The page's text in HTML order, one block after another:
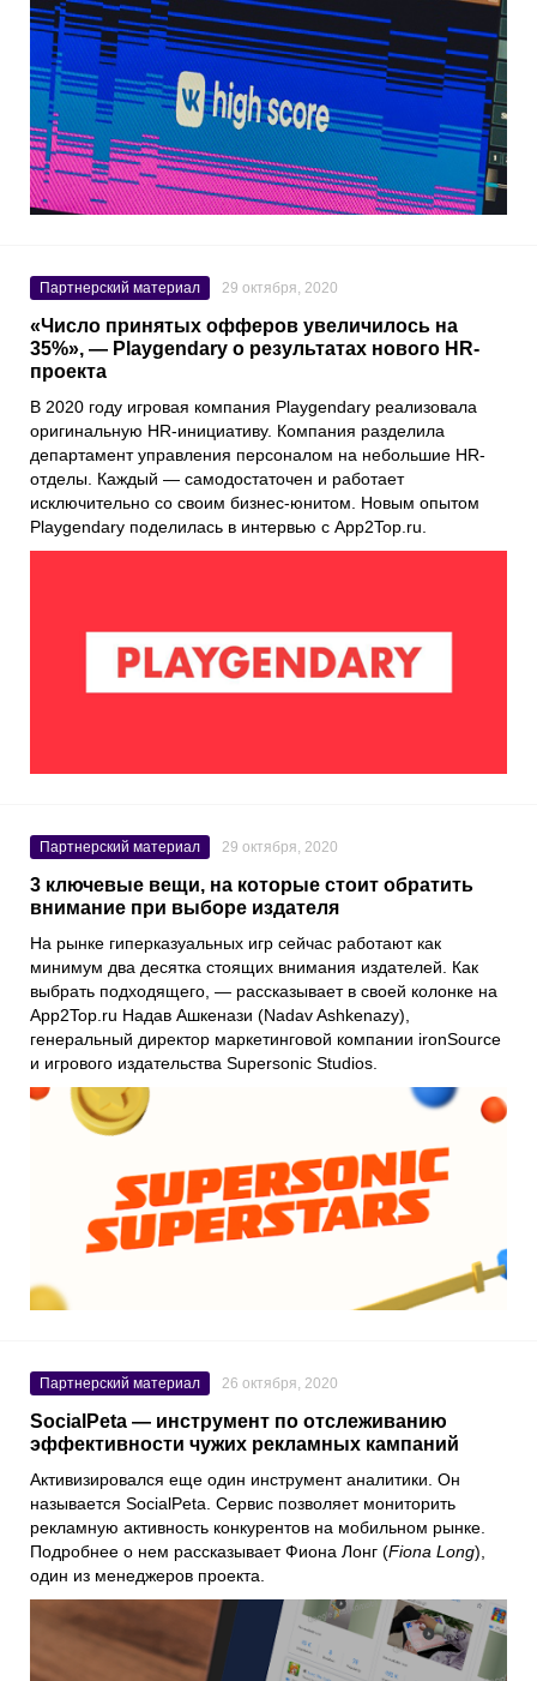
Партнерский материал 29 октября, 2020
«Число принятых офферов увеличилось на
35%», — Playgendary о результатах нового HR-
проекта
В 2020 году игровая компания Playgendary реализовала
оригинальную HR-инициативу. Компания разделила
департамент управления персоналом на небольшие HR-
отделы. Каждый — самодостаточен и работает
исключительно со своим бизнес-юнитом. Новым опытом
Playgendary поделилась в интервью с App2Top.ru.
Партнерский материал 29 октября, 2020
3 ключевые вещи, на которые стоит обратить
внимание при выборе издателя
На рынке гиперказуальных игр сейчас работают как
минимум два десятка стоящих внимания издателей. Как
выбрать подходящего, — рассказывает в своей колонке на
App2Top.ru Надав Ашкенази (Nadav Ashkenazy),
генеральный директор маркетинговой компании ironSource
и игрового издательства Supersonic Studios
Партнерский материал 26 октября, 2020
SocialPeta — инструмент по отслеживанию
эффективности чужих рекламных кампаний
Активизировался еще один инструмент аналитики. Он
называется SocialPeta . Сервис позволяет мониторить
рекламную активность конкурентов на мобильном рынке.
Подробнее о нем рассказывает Фиона Лонг (Fiona Long),
один из менеджеров проекта.